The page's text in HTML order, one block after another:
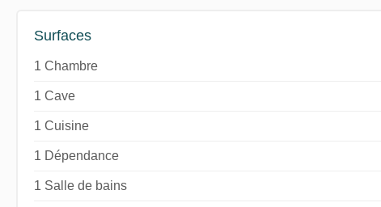
Surfaces
1 Chambre
1 Cave
1 Cuisine
1 Dépendance
1 Salle de bains